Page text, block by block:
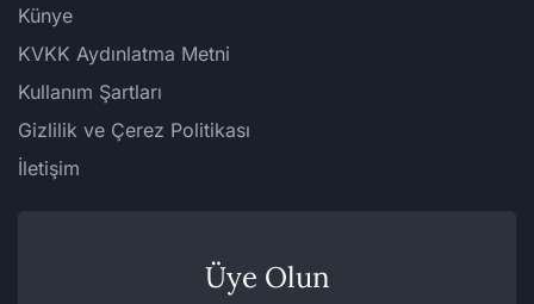
Künye
KVKK Aydınlatma Metni
Kullanım Şartları
Gizlilik ve Çerez Politikası
İletişim
Üye Olun